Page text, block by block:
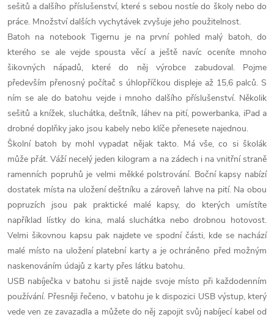
sešitů a dalšího příslušenství, které s sebou nostíe do školy nebo do
práce. Množství dalších vychytávek zvyšuje jeho použitelnost.
Batoh na notebook Tigernu je na první pohled malý batoh, do
kterého se ale vejde spousta věcí a ještě navíc oceníte mnoho
šikovných nápadů, které do něj výrobce zabudoval. Pojme
především přenosný počítač s úhlopříčkou displeje až 15,6 palců. S
ním se ale do batohu vejde i mnoho dalšího příslušenství. Několik
sešitů a knížek, sluchátka, deštník, láhev na pití, powerbanka, iPad a
drobné doplňky jako jsou kabely nebo klíče přenesete najednou.
Školní batoh by mohl vypadat nějak takto. Má vše, co si školák
může přát. Váží necelý jeden kilogram a na zádech i na vnitřní straně
ramenních popruhů je velmi měkké polstrování. Boční kapsy nabízí
dostatek místa na uložení deštníku a zároveň lahve na pití. Na obou
popruzích jsou pak praktické malé kapsy, do kterých umístíte
například lístky do kina, malá sluchátka nebo drobnou hotovost.
Velmi šikovnou kapsu pak najdete ve spodní části, kde se nachází
malé místo na uložení platební karty a je ochráněno před možným
naskenováním údajů z karty přes látku batohu.
USB nabíječka v batohu si jistě najde svoje místo při každodenním
používání. Přesněji řečeno, v batohu je k dispozici USB výstup, který
vede ven ze zavazadla a můžete do něj zapojit svůj nabíjecí kabel od